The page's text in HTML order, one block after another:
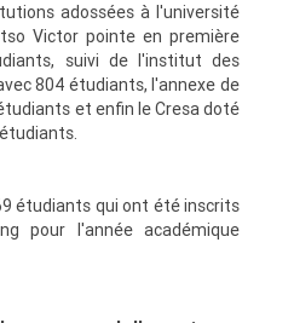
adossées à l'université
Victor pointe en première
suivi de l'institut des
804 étudiants, l'annexe de
et enfin le Cresa doté
étudiants qui ont été inscrits
pour l'année académique